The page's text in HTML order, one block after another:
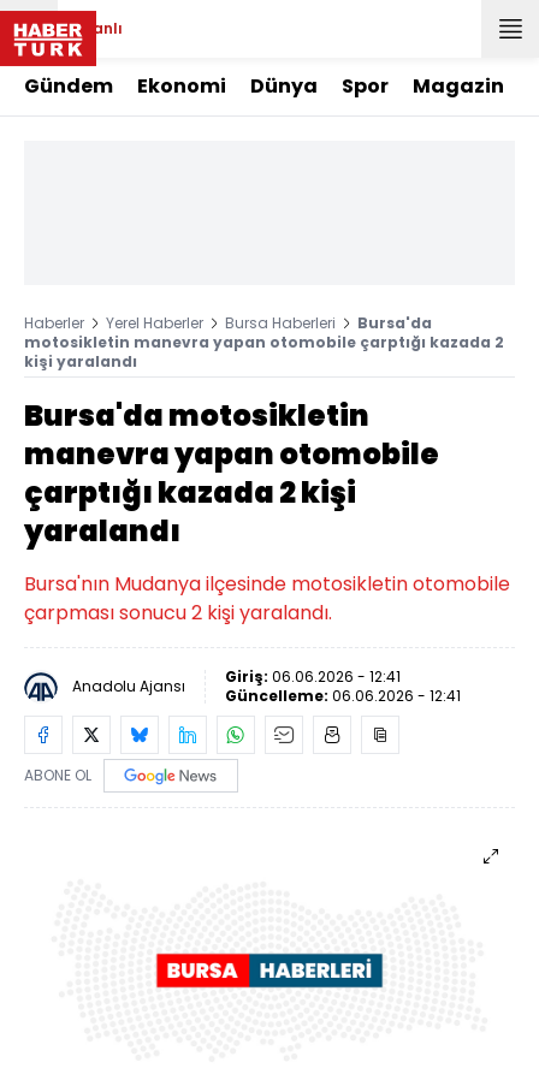
Canlı
Gündem Ekonomi Dünya Spor Magazin
Haberler Yerel Haberler Bursa Haberleri
Bursa'da
motosikletin manevra yapan otomobile çarptığı kazada 2
kişi yaralandı
Bursa'da motosikletin
manevra yapan otomobile
çarptığı kazada 2 kişi
yaralandı
Bursa'nın Mudanya ilçesinde motosikletin otomobile
çarpması sonucu 2 kişi yaralandı.
Anadolu Ajansı Giriş: 06.06.2026 - 12:41
Güncelleme: 06.06.2026 - 12:41
ABONE OL